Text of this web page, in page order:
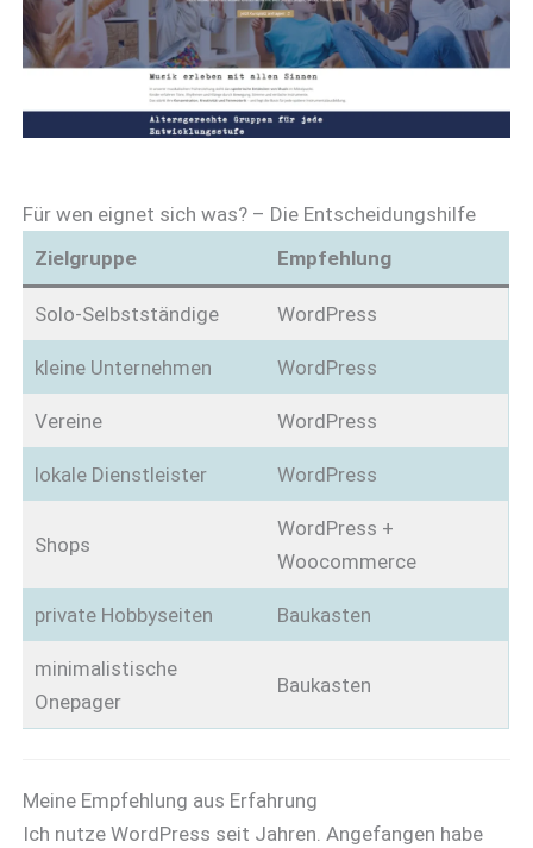
Für wen eignet sich was? – Die Entscheidungshilfe
Zielgruppe
Empfehlung
Solo-Selbstständige WordPress
kleine Unternehmen WordPress
Vereine WordPress
lokale Dienstleister WordPress
Shops
WordPress +
Woocommerce
private Hobbyseiten Baukasten
minimalistische
Onepager
Baukasten
Meine Empfehlung aus Erfahrung
Ich nutze WordPress seit Jahren. Angefangen habe